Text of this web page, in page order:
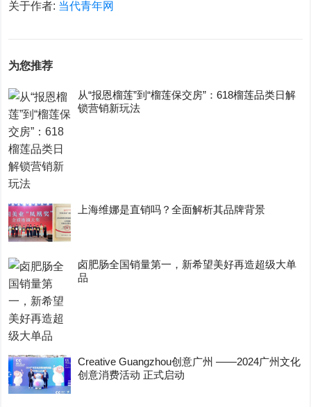
关于作者: 当代青年网
为您推荐
从“报恩榴莲”到“榴莲保交房”：618榴莲品类日解
锁营销新玩法
上海维娜是直销吗？全面解析其品牌背景
卤肥肠全国销量第一，新希望美好再造超级大单
品
Creative Guangzhou创意广州 ——2024广州文化
创意消费活动 正式启动